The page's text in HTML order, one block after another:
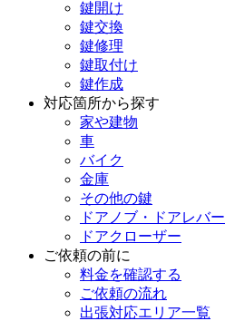
鍵開け
鍵交換
鍵修理
鍵取付け
鍵作成
対応箇所から探す
家や建物
車
バイク
金庫
その他の鍵
ドアノブ・ドアレバー
ドアクローザー
ご依頼の前に
料金を確認する
ご依頼の流れ
出張対応エリア一覧